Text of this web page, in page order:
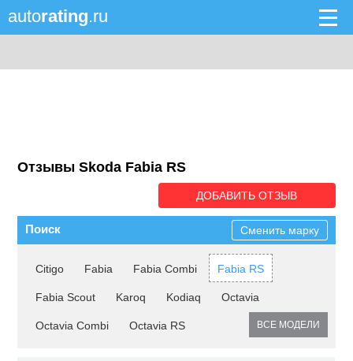
autorating.ru
Отзывы Skoda Fabia RS
ДОБАВИТЬ ОТЗЫВ
Поиск Сменить марку
Citigo Fabia Fabia Combi Fabia RS
Fabia Scout Karoq Kodiaq Octavia
Octavia Combi Octavia RS ВСЕ МОДЕЛИ